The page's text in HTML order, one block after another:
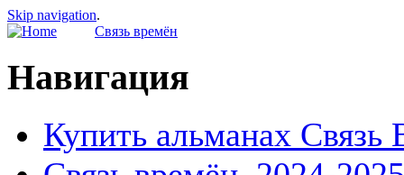
Skip navigation.
Связь времён
Навигация
Купить альманах Связь